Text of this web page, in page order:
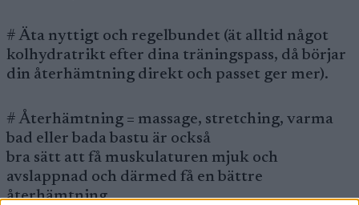
# Äta nyttigt och regelbundet (ät alltid något
kolhydratrikt efter dina träningspass, då börjar
din återhämtning direkt och passet ger mer).
# Återhämtning = massage, stretching, varma
bad eller bada bastu är också
bra sätt att få muskulaturen mjuk och
avslappnad och därmed få en bättre
återhämtning.